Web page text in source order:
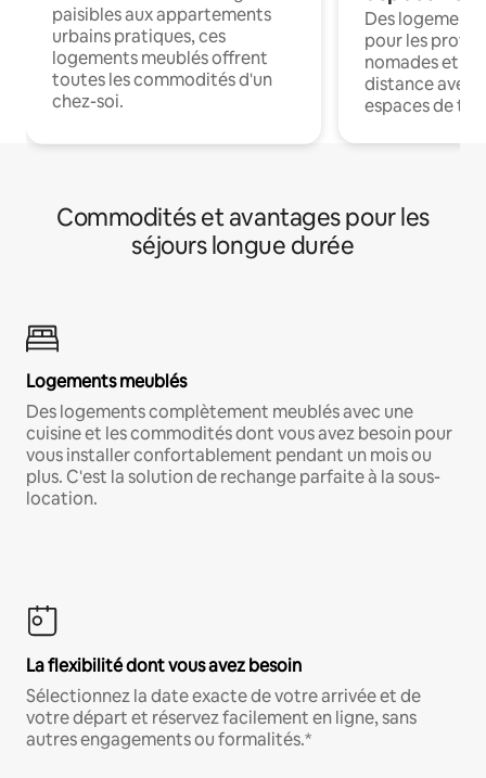
paisibles aux appartements
urbains pratiques, ces
logements meublés offrent
toutes les commodités d'un
chez-soi.
Des
pour les
nomades et
distance avec
espaces de
Commodités et avantages pour les
séjours longue durée
Logements meublés
Des logements complètement meublés avec une
cuisine et les commodités dont vous avez besoin pour
vous installer confortablement pendant un mois ou
plus. C'est la solution de rechange parfaite à la sous-
location.
La flexibilité dont vous avez besoin
Sélectionnez la date exacte de votre arrivée et de
votre départ et réservez facilement en ligne, sans
autres engagements ou formalités.*